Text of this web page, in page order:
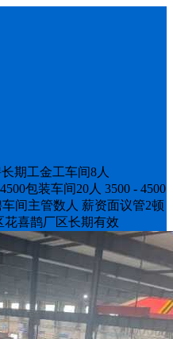
期工金工车间8人
包装车间20人 3500 - 4500
间主管数人 薪资面议管2顿
喜鹊厂区长期有效